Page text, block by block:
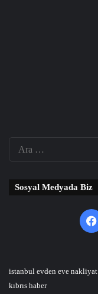
Sosyal Medyada Biz
istanbul evden eve nakliyat
kıbrıs haber